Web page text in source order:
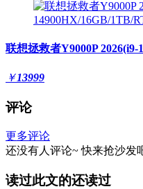
联想拯救者Y9000P
￥13999
评论
更多评论
还没有人评论~ 快来抢沙发
读过此文的还读过